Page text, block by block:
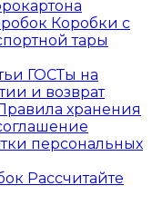
Коробки с
тары
ГОСТы на
и возврат
хранения
персональных
Рассчитайте